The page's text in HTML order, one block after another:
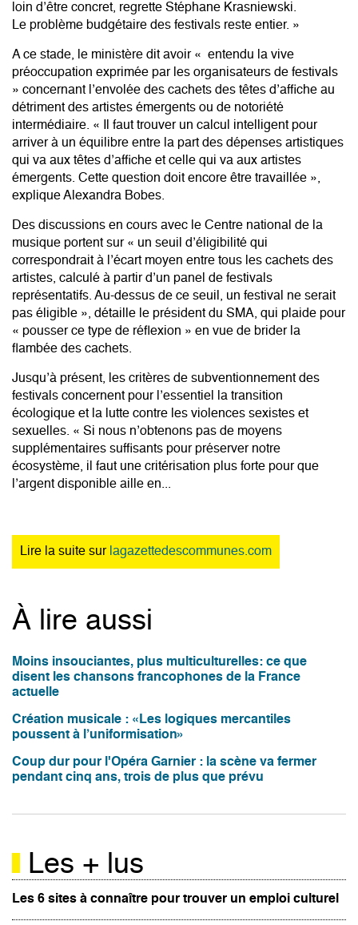
loin d’être concret, regrette Stéphane Krasniewski.
Le problème budgétaire des festivals reste entier. »
A ce stade, le ministère dit avoir « entendu la vive
préoccupation exprimée par les organisateurs de festivals
» concernant l’envolée des cachets des têtes d’affiche au
détriment des artistes émergents ou de notoriété
intermédiaire. « Il faut trouver un calcul intelligent pour
arriver à un équilibre entre la part des dépenses artistiques
qui va aux têtes d’affiche et celle qui va aux artistes
émergents. Cette question doit encore être travaillée »,
explique Alexandra Bobes.
Des discussions en cours avec le Centre national de la
musique portent sur « un seuil d’éligibilité qui
correspondrait à l’écart moyen entre tous les cachets des
artistes, calculé à partir d’un panel de festivals
représentatifs. Au-dessus de ce seuil, un festival ne serait
pas éligible », détaille le président du SMA, qui plaide pour
« pousser ce type de réflexion » en vue de brider la
flambée des cachets.
Jusqu’à présent, les critères de subventionnement des
festivals concernent pour l’essentiel la transition
écologique et la lutte contre les violences sexistes et
sexuelles. « Si nous n’obtenons pas de moyens
supplémentaires suffisants pour préserver notre
écosystème, il faut une critérisation plus forte pour que
l’argent disponible aille en...
Lire la suite sur lagazettedescommunes.com
À lire aussi
Moins insouciantes, plus multiculturelles: ce que
disent les chansons francophones de la France
actuelle
Création musicale : «Les logiques mercantiles
poussent à l’uniformisation»
Coup dur pour l'Opéra Garnier : la scène va fermer
pendant cinq ans, trois de plus que prévu
Les + lus
Les 6 sites à connaître pour trouver un emploi culturel